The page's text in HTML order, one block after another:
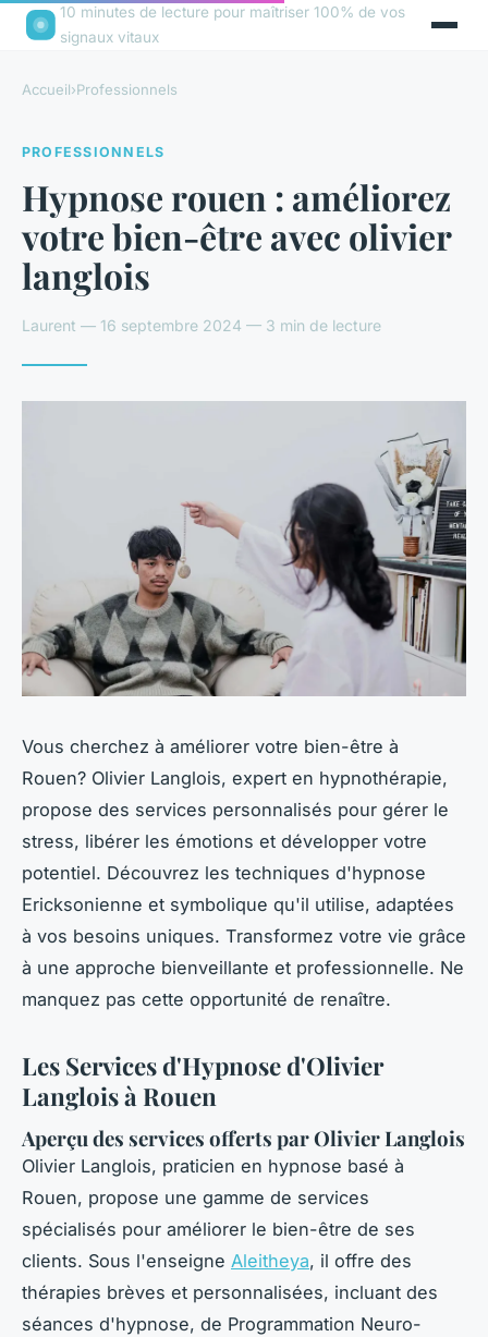
10 minutes de lecture pour maîtriser 100% de vos
signaux vitaux
Accueil›Professionnels
PROFESSIONNELS
Hypnose rouen : améliorez
votre bien-être avec olivier
langlois
Laurent — 16 septembre 2024 — 3 min de lecture
Vous cherchez à améliorer votre bien-être à
Rouen? Olivier Langlois, expert en hypnothérapie,
propose des services personnalisés pour gérer le
stress, libérer les émotions et développer votre
potentiel. Découvrez les techniques d'hypnose
Ericksonienne et symbolique qu'il utilise, adaptées
à vos besoins uniques. Transformez votre vie grâce
à une approche bienveillante et professionnelle. Ne
manquez pas cette opportunité de renaître.
Les Services d'Hypnose d'Olivier
Langlois à Rouen
Aperçu des services offerts par Olivier Langlois
Olivier Langlois, praticien en hypnose basé à
Rouen, propose une gamme de services
spécialisés pour améliorer le bien-être de ses
clients. Sous l'enseigne Aleitheya, il offre des
thérapies brèves et personnalisées, incluant des
séances d'hypnose, de Programmation Neuro-